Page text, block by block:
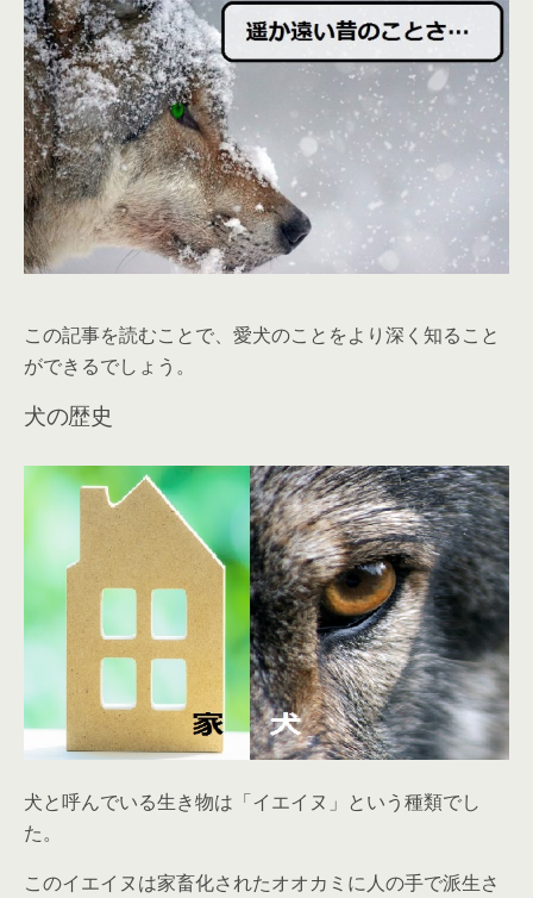
この記事を読むことで、愛犬のことをより深く知ること
ができるでしょう。
犬の歴史
犬と呼んでいる生き物は「イエイヌ」という種類でし
た。
このイエイヌは家畜化されたオオカミに人の手で派生さ